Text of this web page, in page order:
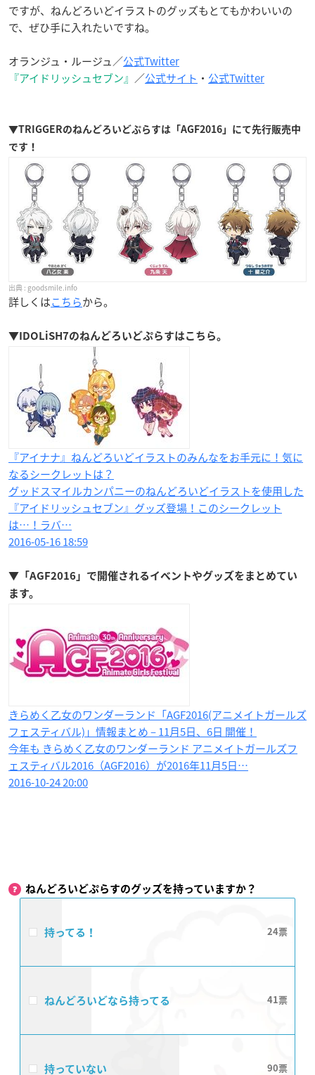
ですが、ねんどろいどイラストのグッズもとてもかわいいの
で、ぜひ手に入れたいですね。
オランジュ・ルージュ／公式Twitter
『アイドリッシュセブン』 ／公式サイト ・ 公式Twitter
▼TRIGGERのねんどろいどぷらすは「AGF2016」にて先行販売中
です！
goodsmile.info
詳しくはこちらから。
▼IDOLiSH7のねんどろいどぷらすはこちら。
『アイナナ』ねんどろいどイラストのみんなをお手元に！気に
なるシークレットは？
グッドスマイルカンパニーのねんどろいどイラストを使用した
『アイドリッシュセブン』グッズ登場！このシークレット
は…！ラバ…
2016-05-16 18:59
▼ 「 AGF2016 」で開催されるイベントやグッズをまとめてい
ます。
きらめく乙女のワンダーランド「AGF2016(アニメイトガールズ
フェスティバル)」情報まとめ – 11月5日、6日 開催！
今年も きらめく乙女のワンダーランド アニメイトガールズフ
ェスティバル2016（AGF2016）が2016年11月5日…
2016-10-24 20:00
ねんどろいどぷらすのグッズを持っていますか？
持ってる！ 24
ねんどろいどなら持ってる 41
持っていない 90